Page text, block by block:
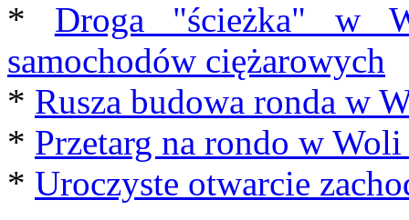
* Droga "ścieżka" w
samochodów ciężarowych
* Rusza budowa ronda w
* Przetarg na rondo w
* Uroczyste otwarcie